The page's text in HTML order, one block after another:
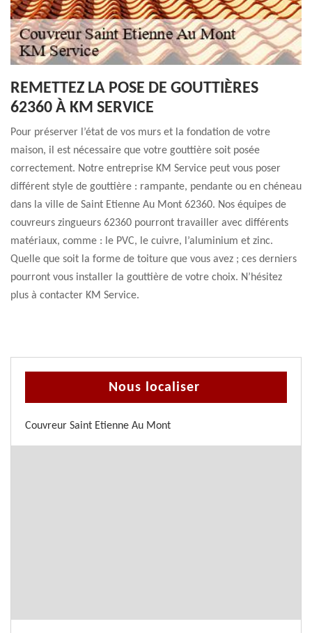
REMETTEZ LA POSE DE GOUTTIÈRES
62360 À KM SERVICE
Pour préserver l’état de vos murs et la fondation de votre
maison, il est nécessaire que votre gouttière soit posée
correctement. Notre entreprise KM Service peut vous poser
différent style de gouttière : rampante, pendante ou en chéneau
dans la ville de Saint Etienne Au Mont 62360. Nos équipes de
couvreurs zingueurs 62360 pourront travailler avec différents
matériaux, comme : le PVC, le cuivre, l’aluminium et zinc.
Quelle que soit la forme de toiture que vous avez ; ces derniers
pourront vous installer la gouttière de votre choix. N’hésitez
plus à contacter KM Service.
Nous localiser
Couvreur Saint Etienne Au Mont